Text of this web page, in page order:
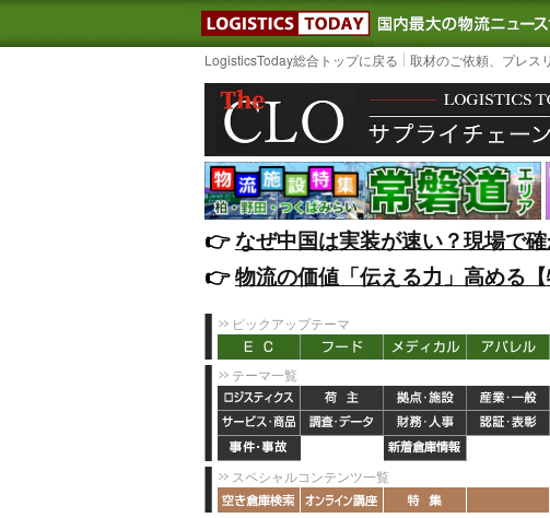
LOGISTICS TODAY
LogisticsToday総合トップに戻る 取材のご依頼、プレス
👉️なぜ中国は実装が速い？現場で
👉️物流の価値「伝える力」高める
ピックアップテーマ
テーマ一覧
スペシャルコンテンツ一覧